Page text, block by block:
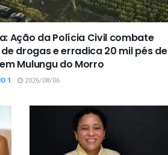
Ação da Polícia Civil combate
drogas e erradica 20 mil pés de
Mulungu do Morro
1 2026/08/06